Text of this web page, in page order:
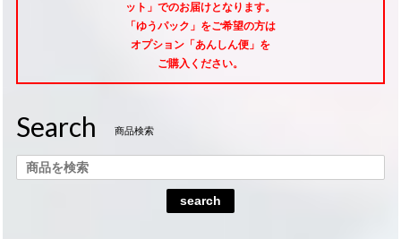
ット」でのお届けとなります。
「ゆうパック」をご希望の方は
オプション「あんしん便」 を
ご購入ください。
Search 商品検索
search